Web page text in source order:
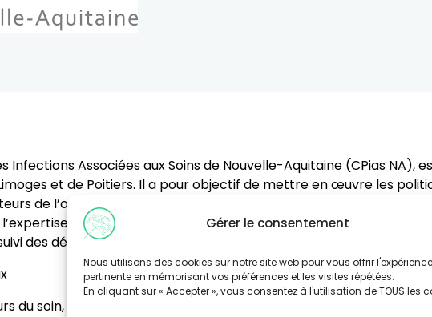
Gérer le consentement
Nous utilisons des cookies sur notre site web pour vous offrir
pertinente en mémorisant vos préférences et les visites répétées.
En cliquant sur « Accepter », vous consentez à l'utilisation de TOUS les
Infections Associées aux Soins de Nouvelle-Aquitaine (CPias NA),
et de Poitiers. Il a pour objectif de mettre en œuvre les
de l’offre de soins : établissements de santé, établissements
et l’appui aux professionnels de santé quels que soient
des déclarations des infections associées aux soins.
du soin, usagers, patients, résidents